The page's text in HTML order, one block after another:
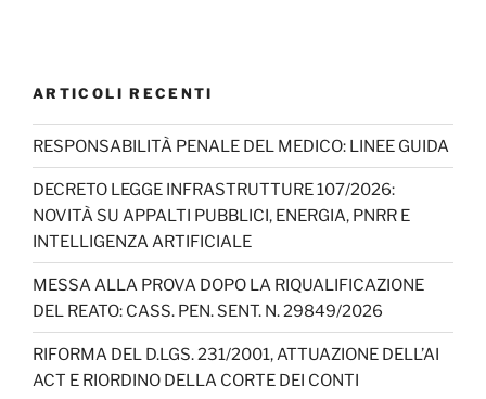
ARTICOLI RECENTI
RESPONSABILITÀ PENALE DEL MEDICO: LINEE GUIDA
DECRETO LEGGE INFRASTRUTTURE 107/2026:
NOVITÀ SU APPALTI PUBBLICI, ENERGIA, PNRR E
INTELLIGENZA ARTIFICIALE
MESSA ALLA PROVA DOPO LA RIQUALIFICAZIONE
DEL REATO: CASS. PEN. SENT. N. 29849/2026
RIFORMA DEL D.LGS. 231/2001, ATTUAZIONE DELL’AI
ACT E RIORDINO DELLA CORTE DEI CONTI